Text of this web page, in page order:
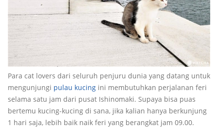
Para cat lovers dari seluruh penjuru dunia yang datang untuk
mengunjungi pulau kucing ini membutuhkan perjalanan feri
selama satu jam dari pusat Ishinomaki. Supaya bisa puas
bertemu kucing-kucing di sana, jika kalian hanya berkunjung
1 hari saja, lebih baik naik feri yang berangkat jam 09.00.